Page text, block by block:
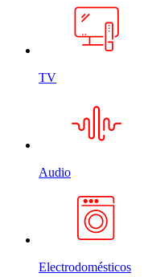
TV
Audio
Electrodomésticos